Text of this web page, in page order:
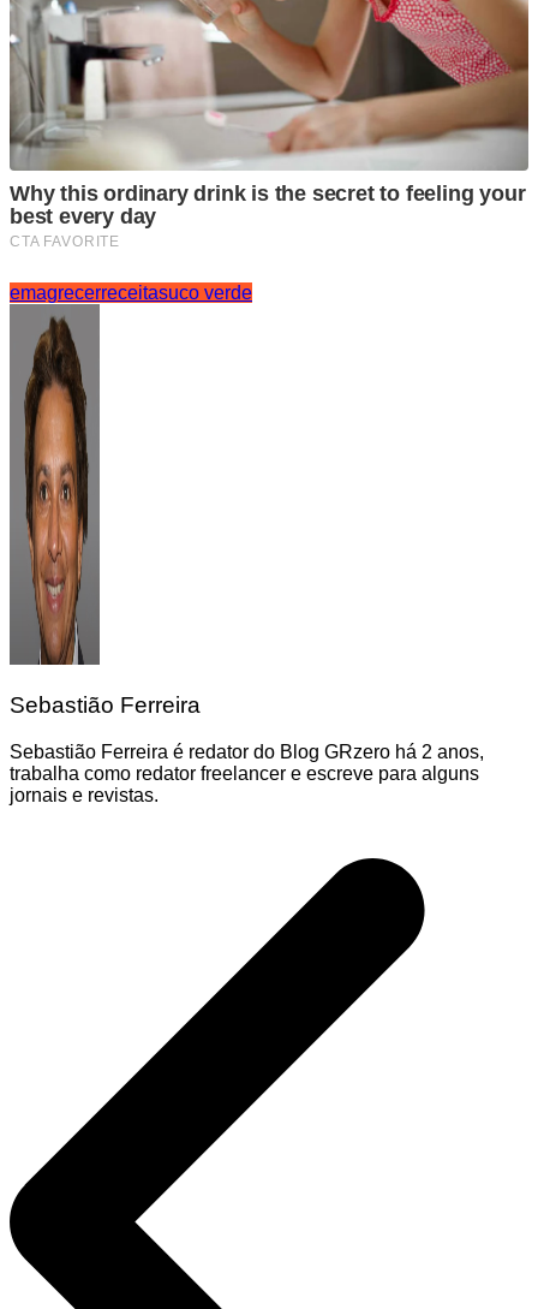
emagrecerreceitasuco verde
Sebastião Ferreira
Sebastião Ferreira é redator do Blog GRzero há 2 anos,
trabalha como redator freelancer e escreve para alguns
jornais e revistas.